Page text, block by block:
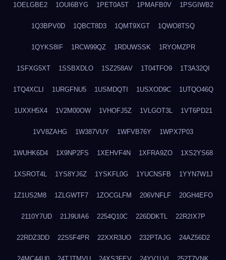
1OELGBE2 1OUI6BYG 1PET0A5T 1PMAFB0V 1PSGIWB2
1Q3BPV0D 1QBCT8D3 1QMT9XGT 1QWO8TSQ
1QYKS8IF 1RCW99QZ 1RDUWSSK 1RYOMZPR
1SFXG5XT 1SSBXDLO 1SZ258AV 1T04TFO9 1T3A32QI
1TQ4XCLI 1URGFNU5 1USMDQTI 1USXOD9C 1UTQO46Q
1UXXH5X4 1V2M00OW 1VHOFJ5Z 1VLGOT3L 1VT6PD21
1VV8ZAHG 1W387VUY 1WFVB76Y 1WPX7P03
1WUHK6D4 1X9NP2FS 1XEHVF4N 1XFRA9ZO 1XS2YS68
1XSROT4L 1YS8YJ6Z 1YSKFL0G 1YUCNSFB 1YYN7W1J
1Z1US2M8 1ZLGWTF7 1ZOCGLFM 206VNFLF 20GH4EFO
2110Y7UD 21J9UIA6 2254Q10C 226DDKTL 22R2IX7P
22RDZ3DD 22S5F4PR 22XXR3UO 232PTAJG 24AZ56D2